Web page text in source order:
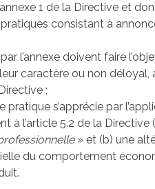
1 de la Directive et
consistant à
l’annexe doivent faire
caractère ou non déloyal,
;
pratique s’apprécie par
à l’article 5.2 de la Directive
» et (b) une
du comportement